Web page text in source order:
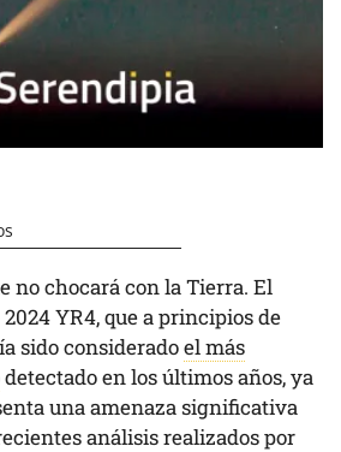
no chocará con la Tierra. El
YR4, que a principios de
sido consideradoel más
detectado en los últimos años, ya
una amenaza significativa
análisis realizados por